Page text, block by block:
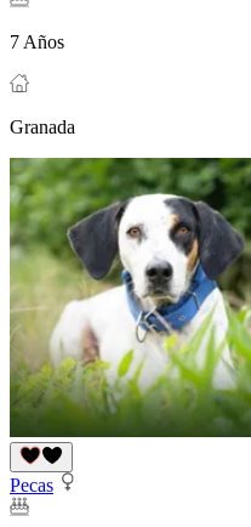
7 Años
Granada
Pecas